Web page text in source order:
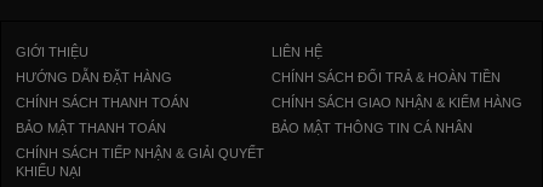
GIỚI THIỆU
LIÊN HỆ
HƯỚNG DẪN ĐẶT HÀNG
CHÍNH SÁCH ĐỔI TRẢ & HOÀN TIỀN
CHÍNH SÁCH THANH TOÁN
CHÍNH SÁCH GIAO NHẬN & KIỂM HÀNG
BẢO MẬT THANH TOÁN
BẢO MẬT THÔNG TIN CÁ NHÂN
CHÍNH SÁCH TIẾP NHẬN & GIẢI QUYẾT
KHIẾU NẠI